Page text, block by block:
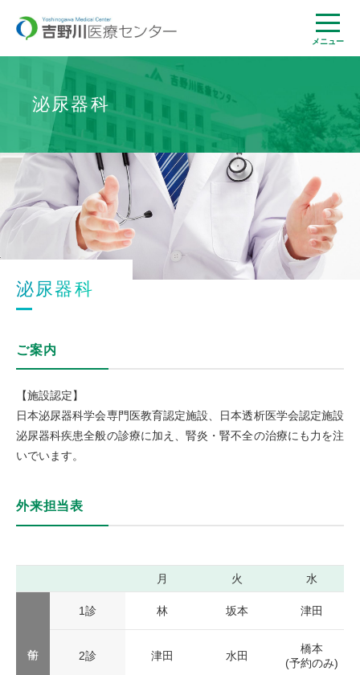
メニュー
泌尿器科
泌尿器科
ご案内
【施設認定】
日本泌尿器科学会専門医教育認定施設、日本透析医学会認定施設
泌尿器科疾患全般の診療に加え、腎炎・腎不全の治療にも力を注
いでいます。
外来担当表
月 火 水
1診 林 坂本 津田
2診 津田 水田
橋本
(予約のみ)